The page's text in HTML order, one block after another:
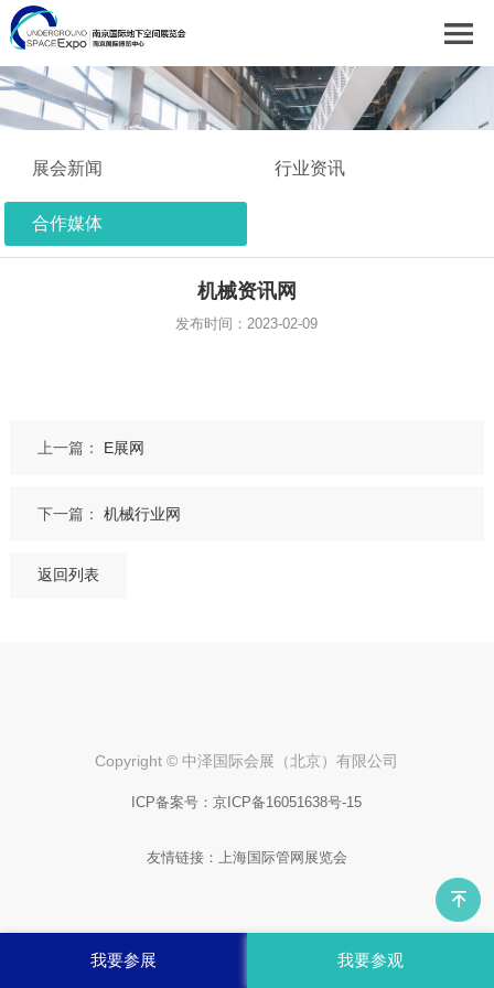
展会新闻 行业资讯
合作媒体
机械资讯网
发布时间：2023-02-09
上一篇： E展网
下一篇： 机械行业网
返回列表
Copyright © 中泽国际会展（北京）有限公司
ICP备案号：京ICP备16051638号-15
友情链接： 上海国际管网展览会
我要参展 我要参观